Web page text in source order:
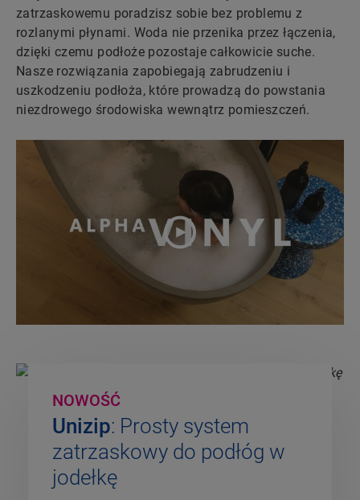
zatrzaskowemu poradzisz sobie bez problemu z
rozlanymi płynami. Woda nie przenika przez łączenia,
dzięki czemu podłoże pozostaje całkowicie suche.
Nasze rozwiązania zapobiegają zabrudzeniu i
uszkodzeniu podłoża, które prowadzą do powstania
niezdrowego środowiska wewnątrz pomieszczeń.
NOWOŚĆ
Unizip: Prosty system
zatrzaskowy do podłóg w
jodełkę